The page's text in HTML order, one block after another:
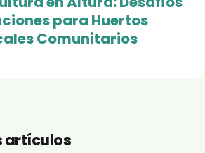
para Huertos
Comunitarios
artículos